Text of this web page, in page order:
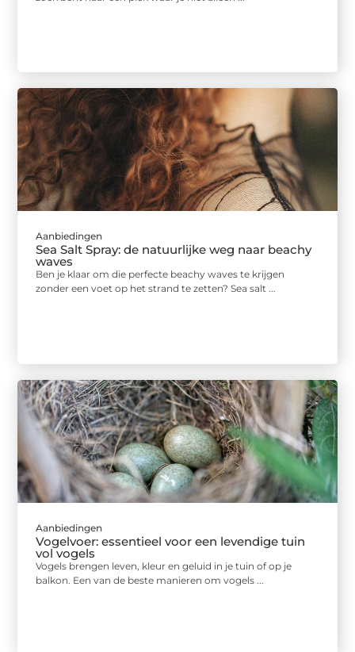
Aanbiedingen
Sea Salt Spray: de natuurlijke weg naar beachy
waves
Ben je klaar om die perfecte beachy waves te krijgen
zonder een voet op het strand te zetten? Sea salt ...
Aanbiedingen
Vogelvoer: essentieel voor een levendige tuin
vol vogels
Vogels brengen leven, kleur en geluid in je tuin of op je
balkon. Een van de beste manieren om vogels ...